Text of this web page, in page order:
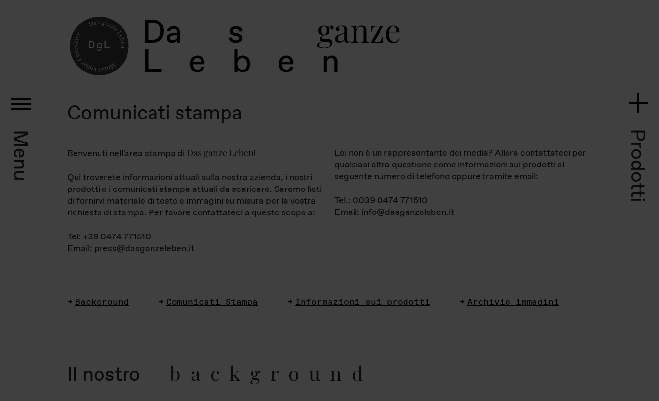
Da s ganz
L e b e
Menu Prodotti
Comunicati stampa
Benvenuti nell'area stampa di Das ganze Leben!
Qui troverete informazioni attuali sulla nostra azienda, i nostri
prodotti e i comunicati stampa attuali da scaricare. Saremo lieti
di fornirvi materiale di testo e immagini su misura per la vostra
richiesta di stampa. Per favore contattateci a questo scopo a:
Tel: +39 0474 771510
Email: press@dasganzeleben.it
Lei non è un rappresentante dei media? Allora contattateci per
qualsiasi altra questione come informazioni sui prodotti al
seguente numero di telefono oppure tramite email:
Tel.: 0039 0474 771510
Email: info@dasganzeleben.it
Background Comunicati Stampa Informazioni sui prodotti Archivio immagini
Il nostro background